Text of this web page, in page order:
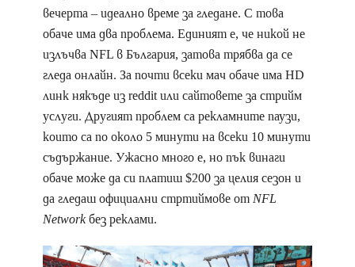
вечерта – идеално време за гледане. С това
обаче има два проблема. Единият е, че никой не
излъчва NFL в България, затова трябва да се
гледа онлайн. За почти всеки мач обаче има HD
линк някъде из reddit или сайтовете за стрийм
услуги. Другият проблем са рекламните паузи,
които са по около 5 минути на всеки 10 минути
съдържание. Ужасно много е, но пък винаги
обаче може да си платиш $200 за целия сезон и
да гледаш официални стртиймове отNFL
Networkбез реклами.